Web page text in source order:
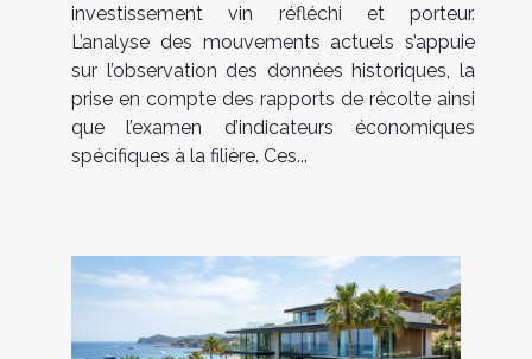
investissement vin réfléchi et porteur.
L’analyse des mouvements actuels s’appuie
sur l’observation des données historiques, la
prise en compte des rapports de récolte ainsi
que l’examen d’indicateurs économiques
spécifiques à la filière. Ces...